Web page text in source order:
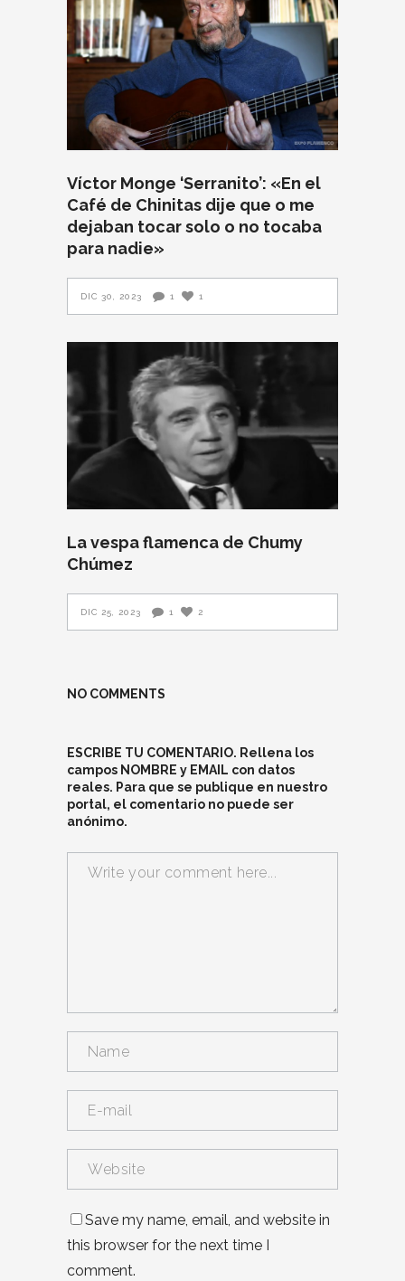
Víctor Monge ‘Serranito’: «En el
Café de Chinitas dije que o me
dejaban tocar solo o no tocaba
para nadie»
DIC 30, 2023 1 1
La vespa flamenca de Chumy
Chúmez
DIC 25, 2023 1 2
NO COMMENTS
ESCRIBE TU COMENTARIO. Rellena los
campos NOMBRE y EMAIL con datos
reales. Para que se publique en nuestro
portal, el comentario no puede ser
anónimo.
Save my name, email, and website in
this browser for the next time I
comment.